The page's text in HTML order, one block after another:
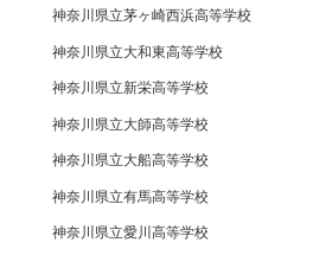
神奈川県立茅ヶ崎西浜高等学校
神奈川県立大和東高等学校
神奈川県立新栄高等学校
神奈川県立大師高等学校
神奈川県立大船高等学校
神奈川県立有馬高等学校
神奈川県立愛川高等学校